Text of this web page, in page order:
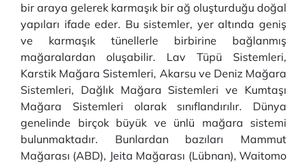
bir araya gelerek karmaşık bir ağ oluşturduğu doğal
yapıları ifade eder. Bu sistemler, yer altında geniş
ve karmaşık tünellerle birbirine bağlanmış
mağaralardan oluşabilir. Lav Tüpü Sistemleri,
Karstik Mağara Sistemleri, Akarsu ve Deniz Mağara
Sistemleri, Dağlık Mağara Sistemleri ve Kumtaşı
Mağara Sistemleri olarak sınıflandırılır. Dünya
genelinde birçok büyük ve ünlü mağara sistemi
bulunmaktadır. Bunlardan bazıları Mammut
Mağarası (ABD), Jeita Mağarası (Lübnan), Waitomo